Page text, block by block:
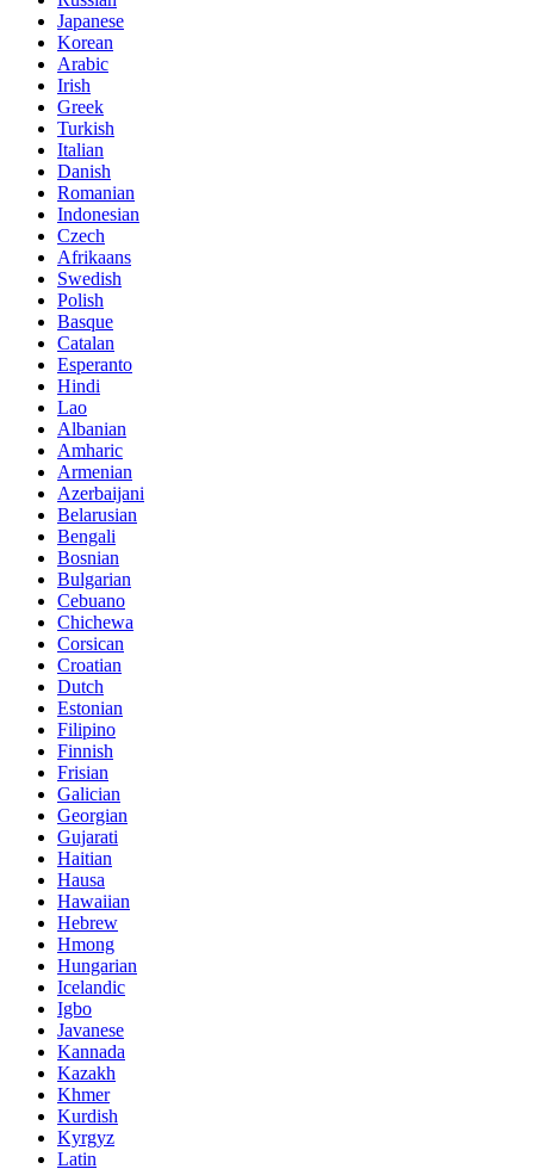
Japanese
Korean
Arabic
Irish
Greek
Turkish
Italian
Danish
Romanian
Indonesian
Czech
Afrikaans
Swedish
Polish
Basque
Catalan
Esperanto
Hindi
Lao
Albanian
Amharic
Armenian
Azerbaijani
Belarusian
Bengali
Bosnian
Bulgarian
Cebuano
Chichewa
Corsican
Croatian
Dutch
Estonian
Filipino
Finnish
Frisian
Galician
Georgian
Gujarati
Haitian
Hausa
Hawaiian
Hebrew
Hmong
Hungarian
Icelandic
Igbo
Javanese
Kannada
Kazakh
Khmer
Kurdish
Kyrgyz
Latin